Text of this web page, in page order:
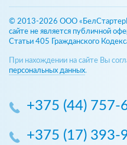
© 2013-2026 ООО
сайте не является публичной
Статьи 405 Гражданского
При нахождении на сайте Вы
персональных данных.
+375 (44) 757-
+375 (17) 393-